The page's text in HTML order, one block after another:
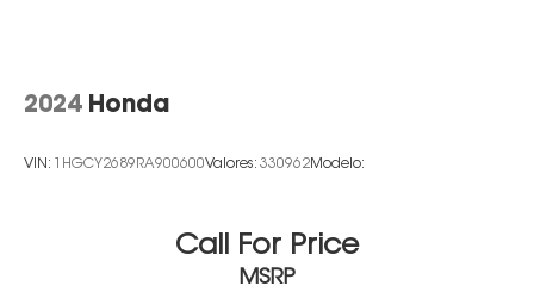
2024 Honda
VIN: 1HGCY2689RA900600Valores: 330962Modelo:
Call For Price
MSRP